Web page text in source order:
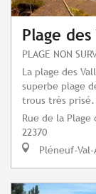
Plage
PLAGE NON
La plage des
superbe plage
trous très
Rue de la Plage
22370
Pléneuf-Val-